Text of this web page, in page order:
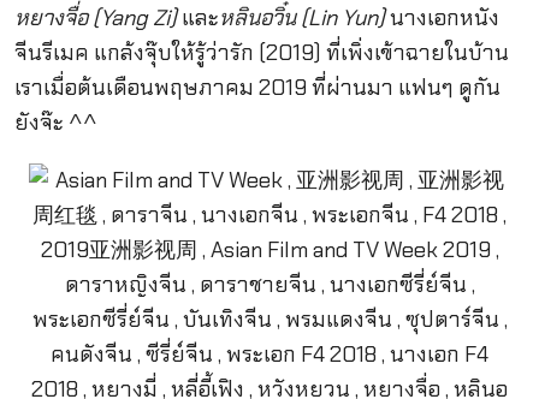
หยางจื่อ (Yang Zi)และหลินอวิ๋น (Lin Yun)นางเอกหนัง
จีนรีเมค แกล้งจุ๊บให้รู้ว่ารัก (2019) ที่เพิ่งเข้าฉายในบ้าน
เราเมื่อต้นเดือนพฤษภาคม 2019 ที่ผ่านมา แฟนๆ ดูกัน
ยังจ๊ะ ^^